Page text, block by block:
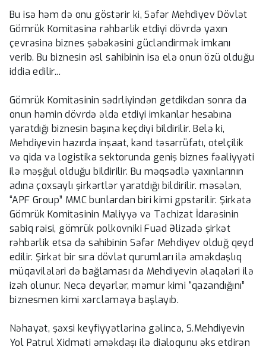
Bu isə həm də onu göstərir ki, Səfər Mehdiyev Dövlət
Gömrük Komitəsinə rəhbərlik etdiyi dövrdə yaxın
çevrəsinə biznes şəbəkəsini gücləndirmək imkanı
verib. Bu biznesin əsl sahibinin isə elə onun özü olduğu
iddia edilir...
Gömrük Komitəsinin sədrliyindən getdikdən sonra da
onun həmin dövrdə əldə etdiyi imkanlar hesabına
yaratdığı biznesin başına keçdiyi bildirilir. Belə ki,
Mehdiyevin hazırda inşaat, kənd təsərrüfatı, otelçilik
və qida və logistika sektorunda geniş biznes fəaliyyəti
ilə məşğul olduğu bildirilir. Bu məqsədlə yaxınlarının
adına çoxsaylı şirkərtlər yaratdığı bildirilir. məsələn,
“APF Group” MMC bunlardan biri kimi gpstərilir. Şirkətə
Gömrük Komitəsinin Maliyyə və Təchizat İdarəsinin
sabiq rəisi, gömrük polkovniki Fuad Əlizadə şirkət
rəhbərlik etsə də sahibinin Səfər Mehdiyev olduğ qeyd
edilir. Şirkət bir sıra dövlət qurumları ilə əməkdaşlıq
müqavilələri də bağlaması da Mehdiyevin əlaqələri ilə
izah olunur. Necə deyərlər, məmur kimi “qazandığını”
biznesmen kimi xərcləməyə başlayıb.
Nəhayət, şəxsi keyfiyyətlərinə gəlincə, S.Mehdiyevin
Yol Patrul Xidməti əməkdaşı ilə dialoqunu əks etdirən